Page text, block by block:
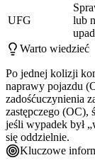
UFG
lub
Warto wiedzieć
Po jednej kolizji
naprawy pojazdu
zadośćuczynienia
zastępczego (OC),
jeśli wypadek był
się oddzielnie.
Kluczowe